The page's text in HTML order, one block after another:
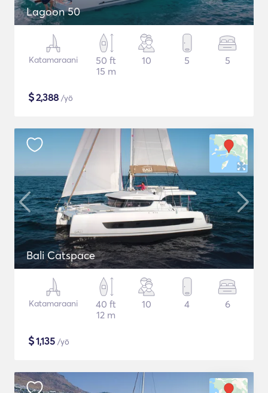
Lagoon 50
Katamaraani
50 ft
15 m
10 5 5
$2,388 /yö
Bali Catspace
Katamaraani
40 ft
12 m
10 4 6
$1,135 /yö